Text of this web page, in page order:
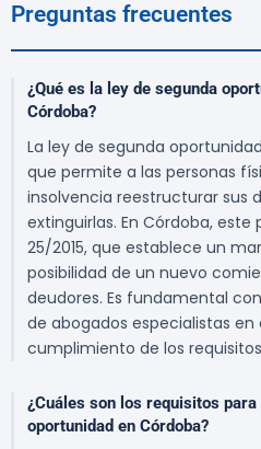
Preguntas frecuentes
¿Qué es la ley de segunda
Córdoba?
La ley de segunda
que permite a las personas
insolvencia reestructurar sus
extinguirlas. En Córdoba,
25/2015, que establece un
posibilidad de un nuevo
deudores. Es fundamental
de abogados especialistas
cumplimiento de los
¿Cuáles son los requisitos
oportunidad en Córdoba?